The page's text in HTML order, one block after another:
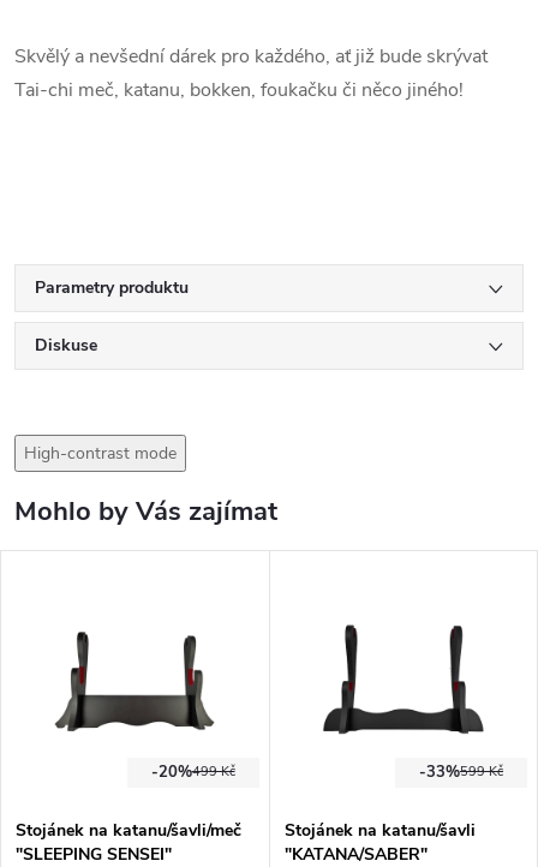
Skvělý a nevšední dárek pro každého, ať již bude skrývat
Tai-chi meč, katanu, bokken, foukačku či něco jiného!
Parametry produktu
Diskuse
High-contrast mode
Mohlo by Vás zajímat
499 Kč
-20%
Stojánek na katanu/šavli/meč
"SLEEPING SENSEI"
599 Kč
-33%
Stojánek na katanu/šavli
"KATANA/SABER"